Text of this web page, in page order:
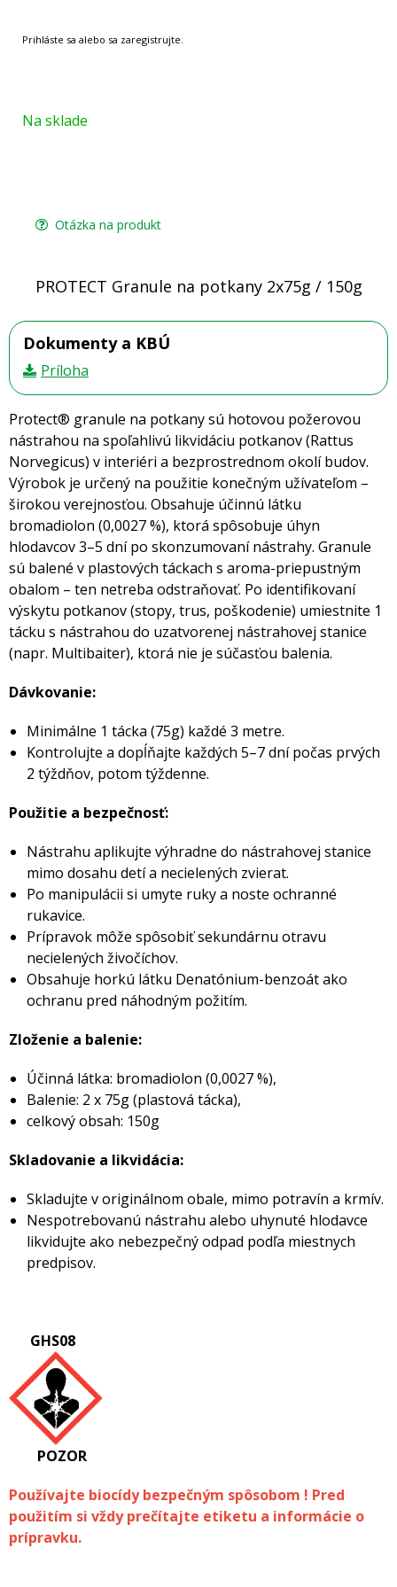
Na sklade
Otázka na produkt
PROTECT Granule na potkany 2x75g / 150g
Dokumenty a KBÚ
Príloha
Protect® granule na potkany sú hotovou požerovou
nástrahou na spoľahlivú likvidáciu potkanov (Rattus
Norvegicus) v interiéri a bezprostrednom okolí budov.
Výrobok je určený na použitie konečným užívateľom –
širokou verejnosťou. Obsahuje účinnú látku
bromadiolon (0,0027 %), ktorá spôsobuje úhyn
hlodavcov 3–5 dní po skonzumovaní nástrahy. Granule
sú balené v plastových táckach s aroma-priepustným
obalom – ten netreba odstraňovať. Po identifikovaní
výskytu potkanov (stopy, trus, poškodenie) umiestnite 1
tácku s nástrahou do uzatvorenej nástrahovej stanice
(napr. Multibaiter), ktorá nie je súčasťou balenia.
Dávkovanie:
Minimálne 1 tácka (75g) každé 3 metre.
Kontrolujte a dopĺňajte každých 5–7 dní počas prvých
2 týždňov, potom týždenne.
Použitie a bezpečnosť:
Nástrahu aplikujte výhradne do nástrahovej stanice
mimo dosahu detí a necielených zvierat.
Po manipulácii si umyte ruky a noste ochranné
rukavice.
Prípravok môže spôsobiť sekundárnu otravu
necielených živočíchov.
Obsahuje horkú látku Denatónium-benzoát ako
ochranu pred náhodným požitím.
Zloženie a balenie:
Účinná látka: bromadiolon (0,0027 %),
Balenie: 2 x 75g (plastová tácka),
celkový obsah: 150g
Skladovanie a likvidácia:
Skladujte v originálnom obale, mimo potravín a krmív.
Nespotrebovanú nástrahu alebo uhynuté hlodavce
likvidujte ako nebezpečný odpad podľa miestnych
predpisov.
GHS08
POZOR
Používajte biocídy bezpečným spôsobom ! Pred
použitím si vždy prečítajte etiketu a informácie o
prípravku.